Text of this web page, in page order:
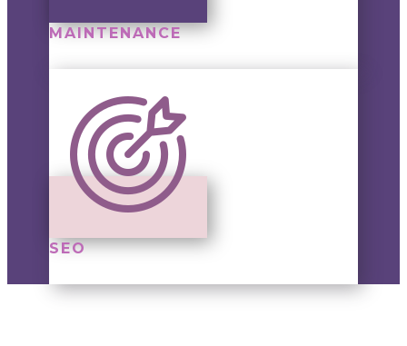
MAINTENANCE
SEO